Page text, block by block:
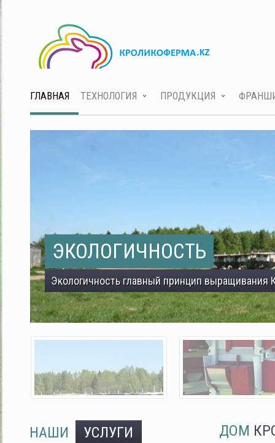
ГЛАВНАЯ ТЕХНОЛОГИЯ ПРОДУКЦИЯ
ЭКОЛОГИЧНОСТЬ
Экологичность главный принцип выращивания
НАШИ УСЛУГИ ДОМ